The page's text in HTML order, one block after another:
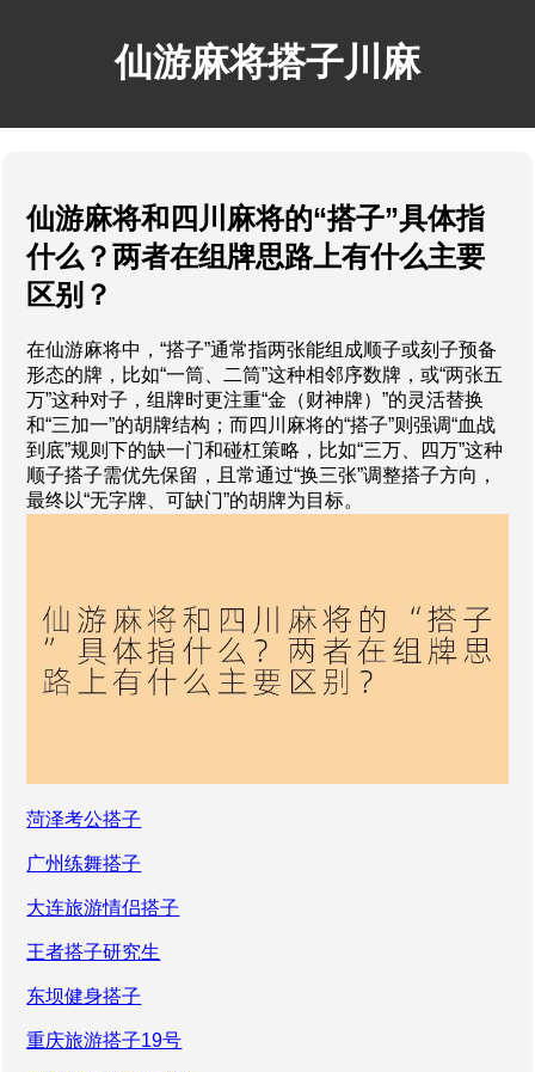
仙游麻将搭子川麻
仙游麻将和四川麻将的“搭子”具体指
什么？两者在组牌思路上有什么主要
区别？
在仙游麻将中，“搭子”通常指两张能组成顺子或刻子预备
形态的牌，比如“一筒、二筒”这种相邻序数牌，或“两张五
万”这种对子，组牌时更注重“金（财神牌）”的灵活替换
和“三加一”的胡牌结构；而四川麻将的“搭子”则强调“血战
到底”规则下的缺一门和碰杠策略，比如“三万、四万”这种
顺子搭子需优先保留，且常通过“换三张”调整搭子方向，
最终以“无字牌、可缺门”的胡牌为目标。
菏泽考公搭子
广州练舞搭子
大连旅游情侣搭子
王者搭子研究生
东坝健身搭子
重庆旅游搭子19号